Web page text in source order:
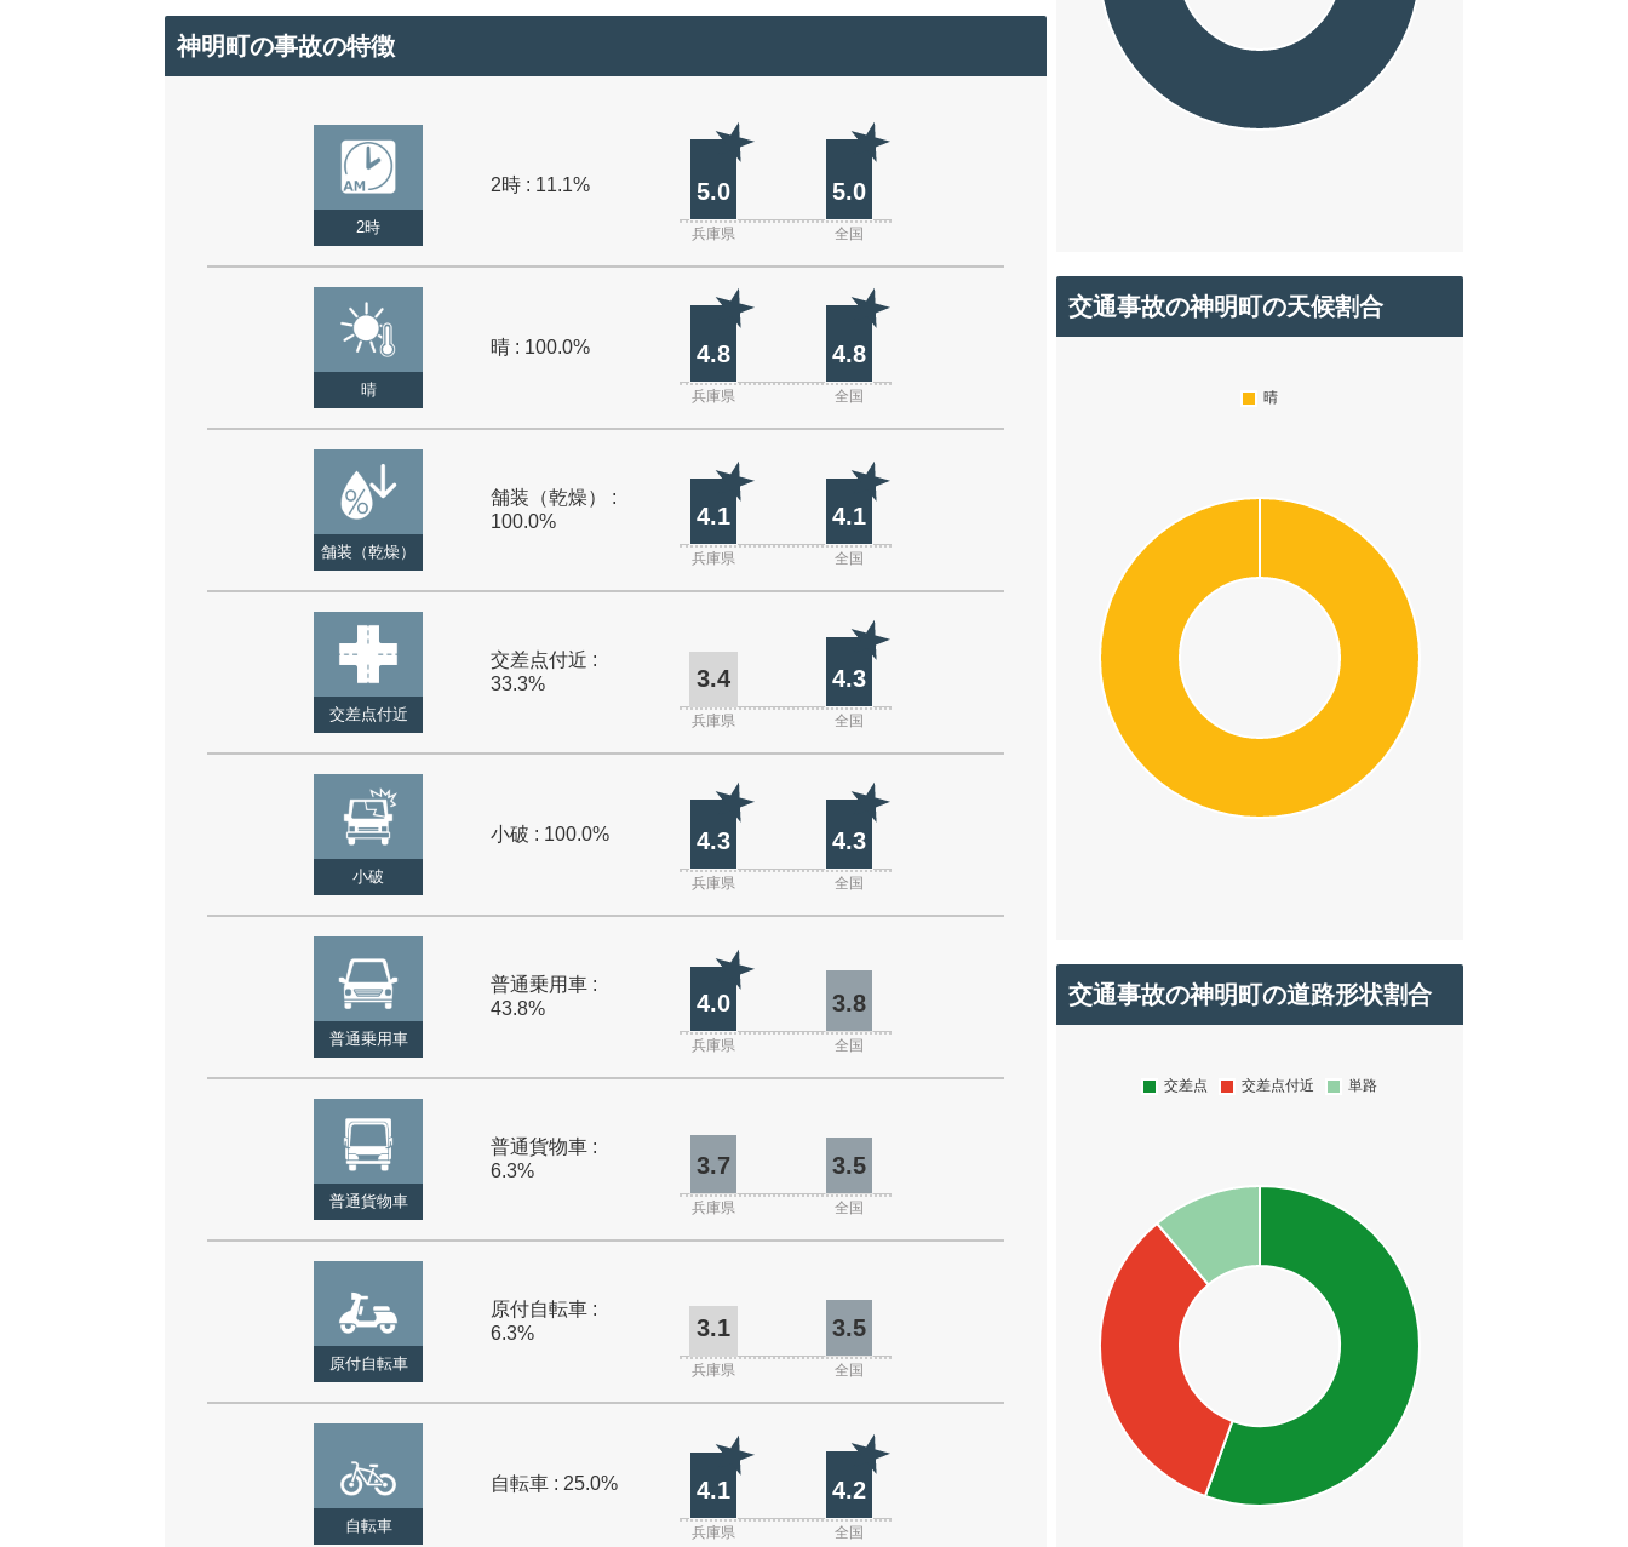
神明町の事故の特徴
2時
2時 : 11.1% 5.0 5.0
兵庫県 全国
晴
晴 : 100.0% 4.8 4.8
兵庫県 全国
舗装（乾燥）
舗装（乾燥） :
100.0%
4.1 4.1
兵庫県 全国
交差点付近
交差点付近 :
33.3%
3.4 4.3
兵庫県 全国
小破
小破 : 100.0% 4.3 4.3
兵庫県 全国
普通乗用車
普通乗用車 :
43.8%
4.0 3.8
兵庫県 全国
普通貨物車
普通貨物車 :
6.3%
3.7 3.5
兵庫県 全国
原付自転車
原付自転車 :
6.3%
3.1 3.5
兵庫県 全国
自転車
自転車 : 25.0% 4.1 4.2
兵庫県 全国
交通事故の神明町の天候割合
交通事故の神明町の道路形状割合